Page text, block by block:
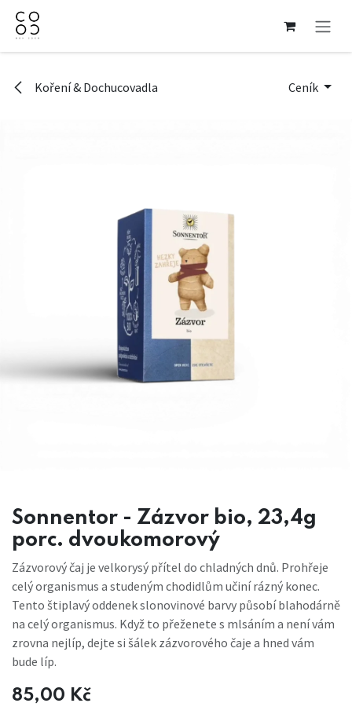
Přejít na obsah
Koření & Dochucovadla Ceník
Sonnentor - Zázvor bio, 23,4g
porc. dvoukomorový
Zázvorový čaj je velkorysý přítel do chladných dnů. Prohřeje
celý organismus a studeným chodidlům učiní rázný konec.
Tento štiplavý oddenek slonovinové barvy působí blahodárně
na celý organismus. Když to přeženete s mlsáním a není vám
zrovna nejlíp, dejte si šálek zázvorového čaje a hned vám
bude líp.
85,00 Kč